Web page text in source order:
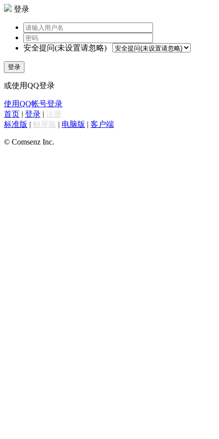
登录
安全提问(未设置请忽略)
登录
或使用QQ登录
使用QQ帐号登录
首页 | 登录 | 注册
标准版 | 触屏版 | 电脑版 | 客户端
© Comsenz Inc.